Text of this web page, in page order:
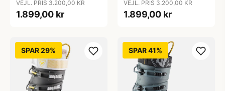
VEJL. PRIS 3.200,00 KR
1.899,00 kr
VEJL. PRIS 3.200,00 KR
1.899,00 kr
SPAR 29% SPAR 41%